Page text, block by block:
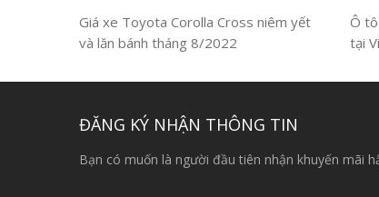
Giá xe Toyota Corolla Cross niêm yết
và lăn bánh tháng 8/2022
Ô
tại
ĐĂNG KÝ NHẬN THÔNG TIN
Bạn có muốn là người đầu tiên nhận khuyến mãi